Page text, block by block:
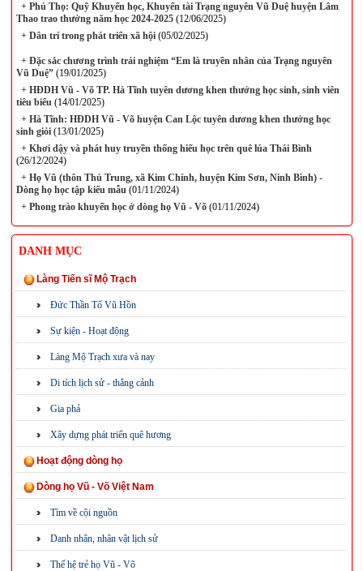
+Phú Thọ: Quỹ Khuyến học, Khuyến tài Trạng nguyên Vũ Duệ huyện Lâm
Thao trao thưởng năm học 2024-2025(12/06/2025)
+Dân trí trong phát triển xã hội(05/02/2025)
+Đặc sắc chương trình trải nghiệm “Em là truyền nhân của Trạng nguyên
Vũ Duệ”(19/01/2025)
+HĐDH Vũ - Võ TP. Hà Tĩnh tuyên dương khen thưởng học sinh, sinh viên
tiêu biểu(14/01/2025)
+Hà Tĩnh: HĐDH Vũ - Võ huyện Can Lộc tuyên dương khen thưởng học
sinh giỏi(13/01/2025)
+Khơi dậy và phát huy truyền thống hiếu học trên quê lúa Thái Bình
(26/12/2024)
+Họ Vũ (thôn Thủ Trung, xã Kim Chính, huyện Kim Sơn, Ninh Bình) -
Dòng họ học tập kiểu mẫu(01/11/2024)
+Phong trào khuyến học ở dòng họ Vũ - Võ(01/11/2024)
DANH MỤC
Làng Tiến sĩ Mộ Trạch
Đức Thần Tổ Vũ Hồn
Sự kiện - Hoạt động
Làng Mộ Trạch xưa và nay
Di tích lịch sử - thắng cảnh
Gia phả
Xây dựng phát triển quê hương
Hoạt động dòng họ
Dòng họ Vũ - Võ Việt Nam
Tìm về cội nguồn
Danh nhân, nhân vật lịch sử
Thế hệ trẻ họ Vũ - Võ